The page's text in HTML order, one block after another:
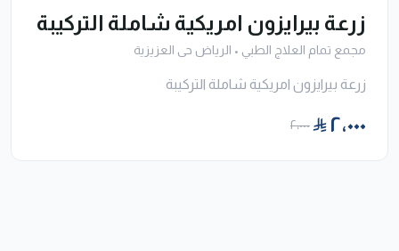
زرعة بيرايزون امريكية شاملة التركيبة
مجمع تمام العلاج الطبي • الرياض حى العزيزية
زرعة بيرايزون امريكية شاملة التركيبة
٢٬٠٠٠ ٢٬٠٠٠